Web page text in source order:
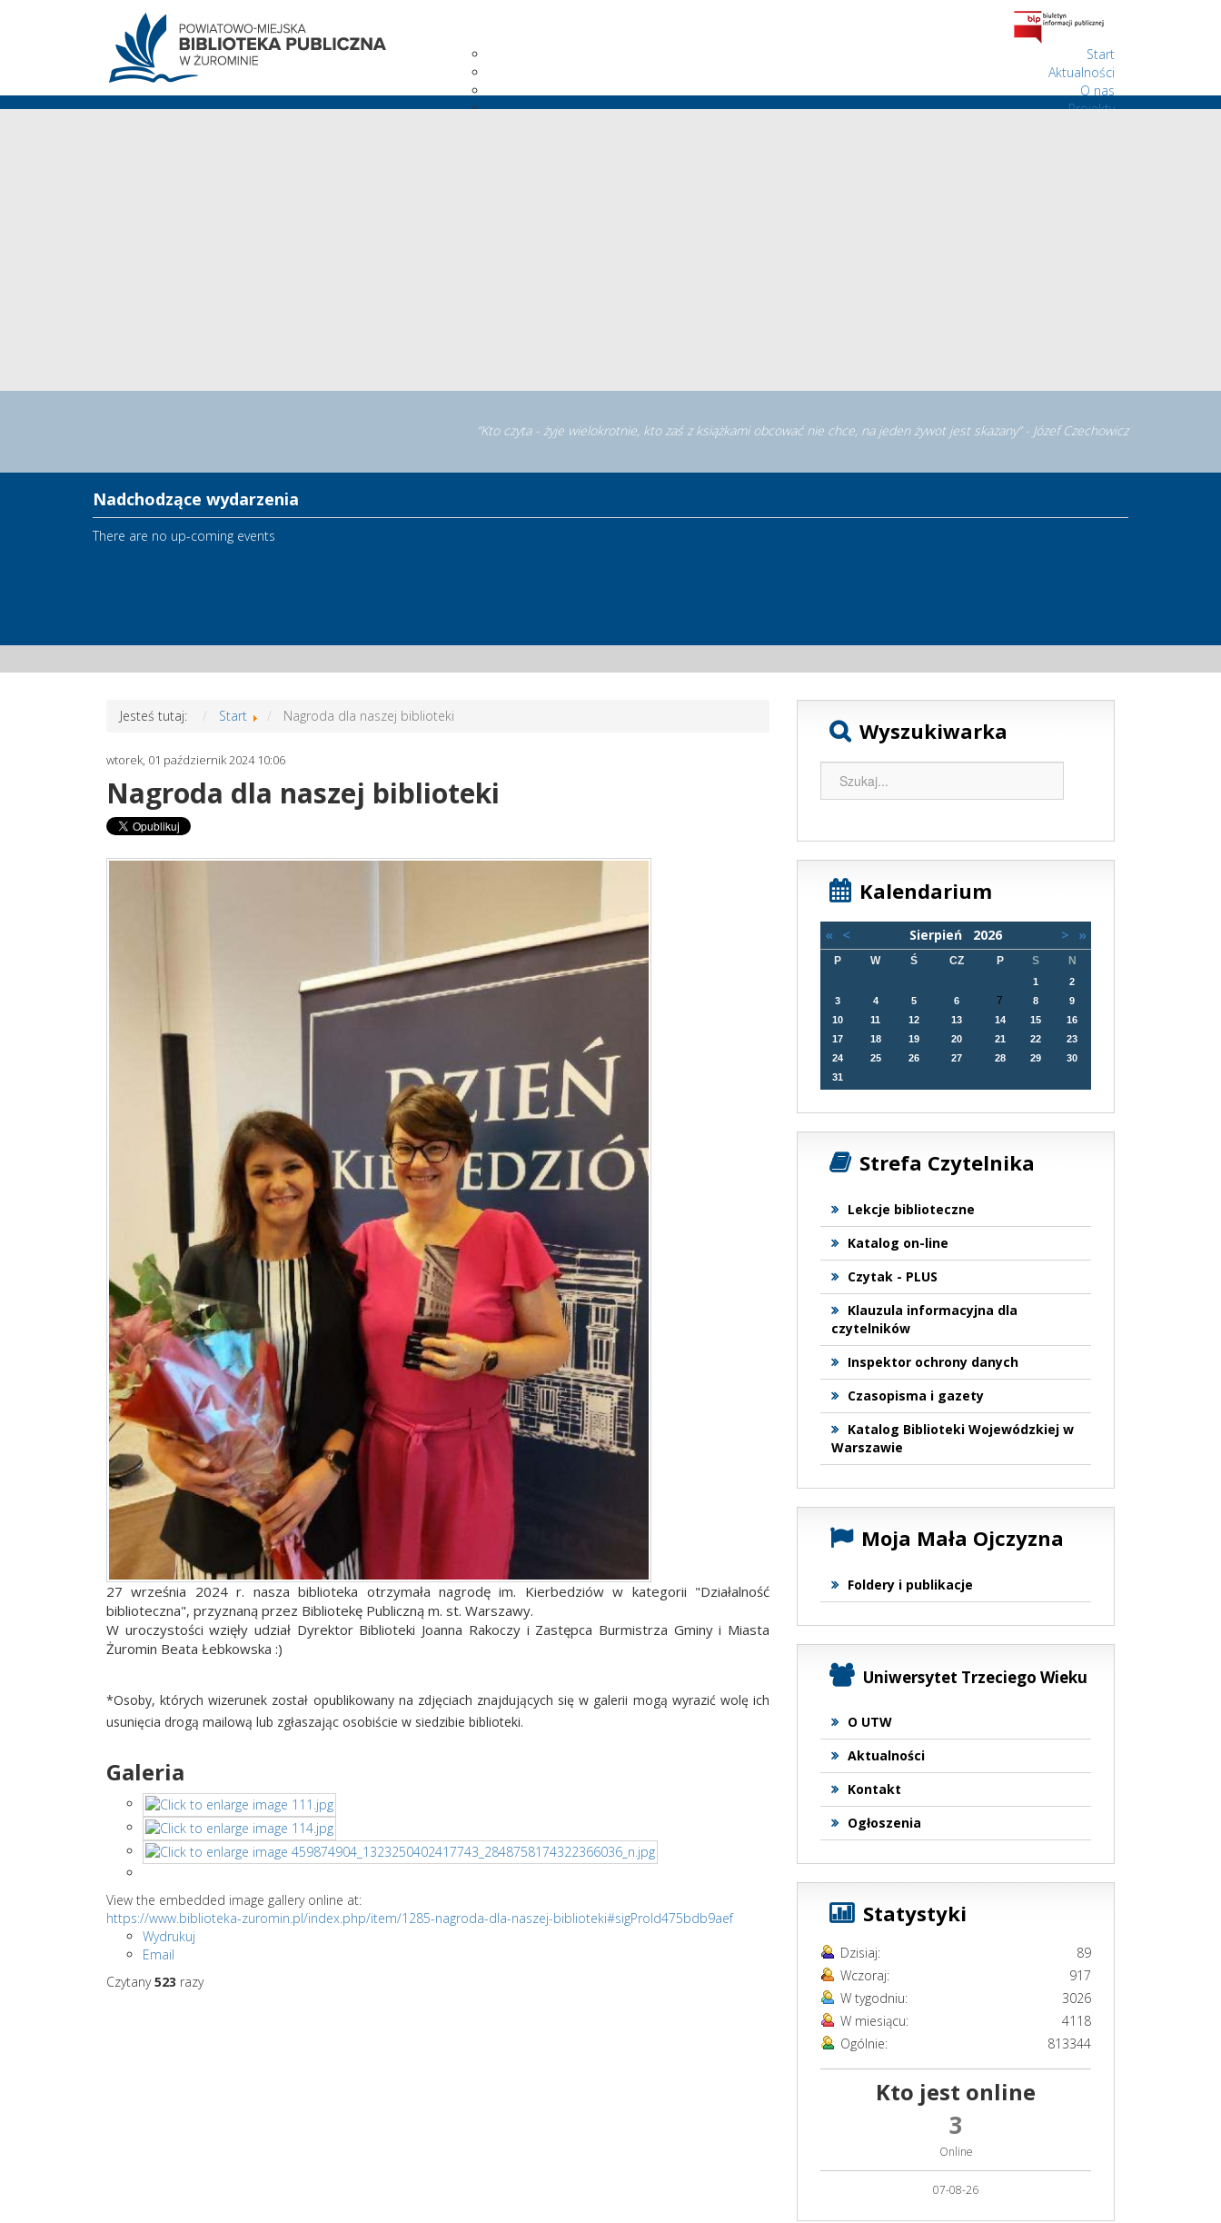
Start
Aktualności
O nas
Projekty
“Kto czyta - żyje wielokrotnie, kto zaś z książkami obcować nie chce, na jeden żywot jest skazany” - Józef Czechowicz
Nadchodzące wydarzenia
There are no up-coming events
Jesteś tutaj: Start Nagroda dla naszej biblioteki
wtorek, 01 październik 2024 10:06
Nagroda dla naszej biblioteki
27 września 2024 r. nasza biblioteka otrzymała nagrodę im. Kierbedziów w kategorii "Działalność
biblioteczna", przyznaną przez Bibliotekę Publiczną m. st. Warszawy.
W uroczystości wzięły udział Dyrektor Biblioteki Joanna Rakoczy i Zastępca Burmistrza Gminy i Miasta
Żuromin Beata Łebkowska :)
*Osoby, których wizerunek został opublikowany na zdjęciach znajdujących się w galerii mogą wyrazić wolę ich
usunięcia drogą mailową lub zgłaszając osobiście w siedzibie biblioteki.
Galeria
View the embedded image gallery online at:
https://www.biblioteka-zuromin.pl/index.php/item/1285-nagroda-dla-naszej-biblioteki#sigProId475bdb9aef
Wydrukuj
Email
Czytany523 razy
Wyszukiwarka
Kalendarium
« < Sierpień 2026 > »
P W Ś CZ P S N
1
2
3
4 5 6 7 8
9
10
11 12 13 14 15
16
17
18 19 20 21 22
23
24
25 26 27 28 29
30
31
Strefa Czytelnika
Lekcje biblioteczne
Katalog on-line
Czytak - PLUS
Klauzula informacyjna dla
czytelników
Inspektor ochrony danych
Czasopisma i gazety
Katalog Biblioteki Wojewódzkiej w
Warszawie
Moja Mała Ojczyzna
Foldery i publikacje
Uniwersytet Trzeciego Wieku
O UTW
Aktualności
Kontakt
Ogłoszenia
Statystyki
Dzisiaj:
89
Wczoraj:
917
W tygodniu:
3026
W miesiącu:
4118
Ogólnie:
813344
Kto jest online
3
Online
07-08-26